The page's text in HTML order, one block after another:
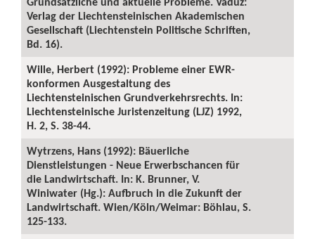
Verlag der Liechtensteinischen Akademischen
Gesellschaft (Liechtenstein Politische Schriften,
Bd. 16).
Wille, Herbert (1992): Probleme einer EWR-
konformen Ausgestaltung des
Liechtensteinischen Grundverkehrsrechts. In:
Liechtensteinische Juristenzeitung (LJZ) 1992,
H. 2, S. 38-44.
Wytrzens, Hans (1992): Bäuerliche
Dienstleistungen - Neue Erwerbschancen für
die Landwirtschaft. In: K. Brunner, V.
Winiwater (Hg.): Aufbruch in die Zukunft der
Landwirtschaft. Wien/Köln/Weimar: Böhlau, S.
125-133.